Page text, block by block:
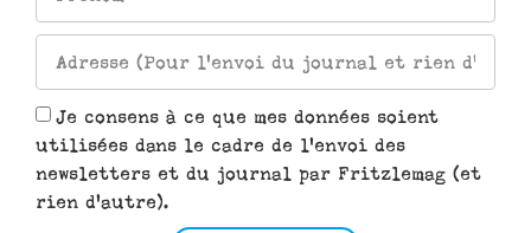
Je consens à ce que mes données soient
utilisées dans le cadre de l'envoi des
newsletters et du journal par Fritzlemag (et
rien d'autre).